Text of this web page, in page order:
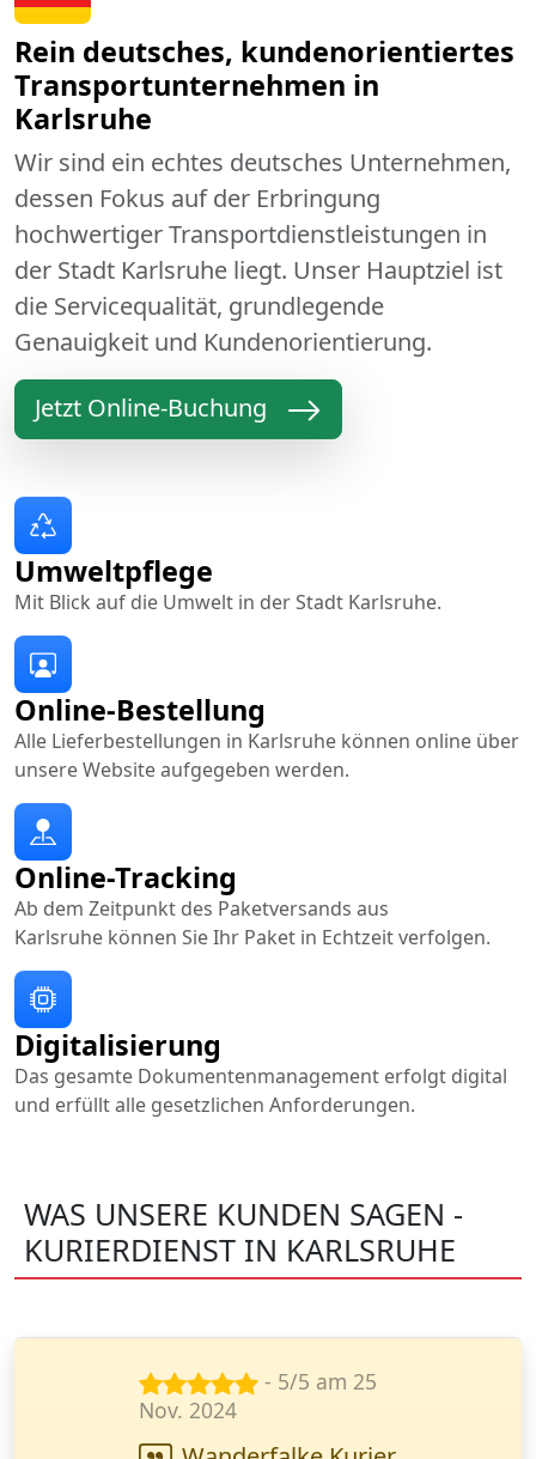
Rein deutsches, kundenorientiertes
Transportunternehmen in
Karlsruhe
Wir sind ein echtes deutsches Unternehmen,
dessen Fokus auf der Erbringung
hochwertiger Transportdienstleistungen in
der Stadt Karlsruhe liegt. Unser Hauptziel ist
die Servicequalität, grundlegende
Genauigkeit und Kundenorientierung.
Jetzt Online-Buchung
Online-Bestellung
Alle Lieferbestellungen in Karlsruhe können online über
unsere Website aufgegeben werden.
Online-Tracking
Ab dem Zeitpunkt des Paketversands aus
Karlsruhe können Sie Ihr Paket in Echtzeit verfolgen.
Digitalisierung
Das gesamte Dokumentenmanagement erfolgt digital
und erfüllt alle gesetzlichen Anforderungen.
Umweltpflege
Mit Blick auf die Umwelt in der Stadt Karlsruhe.
WAS UNSERE KUNDEN SAGEN -
KURIERDIENST IN KARLSRUHE
- 3/5 am 16
Apr. 2024